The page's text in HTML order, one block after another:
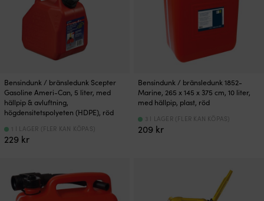
Bensindunk / bränsledunk Scepter
Gasoline Ameri-Can, 5 liter, med
hällpip & avluftning,
högdensitetspolyeten (HDPE), röd
229 kr
1 I LAGER (FLER KAN KÖPAS)
Bensindunk / bränsledunk 1852-
Marine, 265 x 145 x 375 cm, 10 liter,
med hällpip, plast, röd
209 kr
3 I LAGER (FLER KAN KÖPAS)